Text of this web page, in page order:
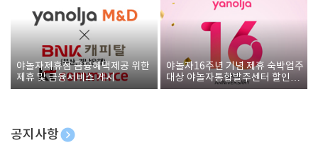
야놀자제휴점 금융혜택제공 위한
제휴 및 금융서비스 게시
야놀자16주년 기념 제휴 숙박업주
대상 야놀자통합발주센터 할인쿠
폰 증정
공지사항
[호텔업] 개인정보 처리방침 개정본1 (19.09.02)